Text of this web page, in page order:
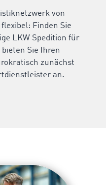
von
flexibel: Finden Sie
LKW Spedition für
bieten Sie Ihren
zunächst
an.